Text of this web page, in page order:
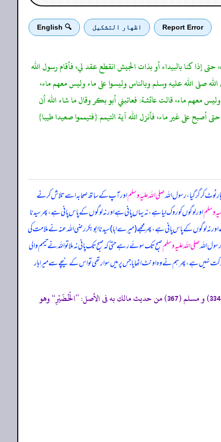
Report Error اظهار التشكيل 🔍 English
إذا كنا بالبيداء أو بذات الجيش انقطع عقد لي، فأقام رسول الله
صلى الله عليه وسلم وبالناس وليسوا على ماء وليس معهم ماء،
معهم ماء، قالت عائشة: فعاتبني أبو بكر وقال ما شاء الله أن
على غير ماء، فأنزل الله آية التيمم {فتيمموا صعيدا طيبا}
ٹوٹ کر گر گیا، رسول اللہصلی اللہ علیہ وسلماور آپ کے ساتھ صحابہ اسے تلاش کرنے
وسلماور لوگوں کو روک لیا ہے، نہ یہاں پانی ہے اور نہ لوگوں کے پاس پانی ہے، پھر سیدنا
نہ لوگوں کے پاس پانی ہے، پھر مجھے (میرے ابا) سیدنا ابوبکر رضی اللہ عنہ نے ملامت کی
اللہصلی اللہ علیہ وسلمصبح تک سوئے رہے حتی کہ صبح تک پانی نہ ملا تو اللہ نے تیمم والی
نہیں ہے، پھر ہم نے وہ اونٹ اٹھایا جس پر میں سوار تھی تو اس کے نیچے سے میرا ہار
«384- متفق عليه، الموطأ (رواية يحييٰي بن يحييٰي 53/1،54، ح 118، ك 2 ب 23 ح 89) التمهيد 265/19، الاستذكار: 100، و أخرجه البخاري (334) و مسلم (367) من حديث مالك به فى الأصل: ”الْخُضَيْرِ“ وهو